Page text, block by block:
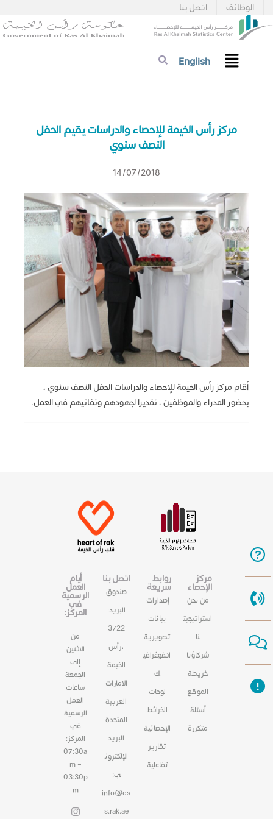
اتصل بنا الوظائف
English
مركز رأس الخيمة للإحصاء والدراسات يقيم الحفل
النصف سنوي
14/07/2018
أقام مركز رأس الخيمة للإحصاء والدراسات الحفل النصف سنوي ،
بحضور المدراء والموظفين ، تقديرا لجهودهم وتفانيهم في العمل.
مركز
الإحصاء
من نحن
استراتيجيت
نا
شركاؤنا
خريطة
الموقع
أسئلة
متكررة
روابط
سريعة
إصدارات
بيانات
تصويرية
انفوغرافي
ك
لوحات
الخرائط
الإحصائية
تقارير
تفاعلية
اتصل بنا
صندوق
البريد:
3722
،رأس
الخيمة
الامارات
العربية
المتحدة
البريد
الإلكترون
ي:
info@cs
s.rak.ae
أيام
العمل
الرسمية
في
المركز:
من
الاثنين
إلى
الجمعة
ساعات
العمل
الرسمية
في
المركز:
07:30a
m –
03:30p
m